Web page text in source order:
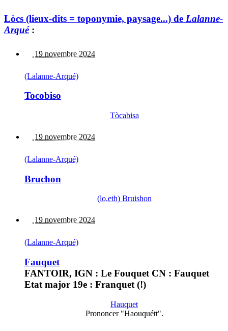
Lòcs (lieux-dits = toponymie, paysage...) de Lalanne-
Arqué:
19 novembre 2024
(Lalanne-Arqué)
Tocobiso
Tòcabisa
19 novembre 2024
(Lalanne-Arqué)
Bruchon
(lo,eth) Bruishon
19 novembre 2024
(Lalanne-Arqué)
Fauquet
FANTOIR, IGN : Le Fouquet CN : Fauquet
Etat major 19e : Franquet (!)
Hauquet
Prononcer "Haouquétt".